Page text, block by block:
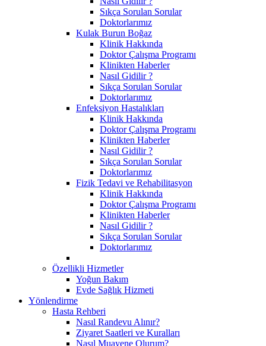
Sıkça Sorulan Sorular
Doktorlarımız
Kulak Burun Boğaz
Klinik Hakkında
Doktor Çalışma Programı
Klinikten Haberler
Nasıl Gidilir ?
Sıkça Sorulan Sorular
Doktorlarımız
Enfeksiyon Hastalıkları
Klinik Hakkında
Doktor Çalışma Programı
Klinikten Haberler
Nasıl Gidilir ?
Sıkça Sorulan Sorular
Doktorlarımız
Fizik Tedavi ve Rehabilitasyon
Klinik Hakkında
Doktor Çalışma Programı
Klinikten Haberler
Nasıl Gidilir ?
Sıkça Sorulan Sorular
Doktorlarımız
Özellikli Hizmetler
Yoğun Bakım
Evde Sağlık Hizmeti
Yönlendirme
Hasta Rehberi
Nasıl Randevu Alınır?
Ziyaret Saatleri ve Kuralları
Nasıl Muayene Olurum?